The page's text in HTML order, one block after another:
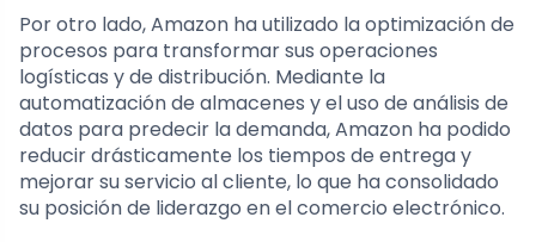
Por otro lado, Amazon ha utilizado la optimización de
procesos para transformar sus operaciones
logísticas y de distribución. Mediante la
automatización de almacenes y el uso de análisis de
datos para predecir la demanda, Amazon ha podido
reducir drásticamente los tiempos de entrega y
mejorar su servicio al cliente, lo que ha consolidado
su posición de liderazgo en el comercio electrónico.